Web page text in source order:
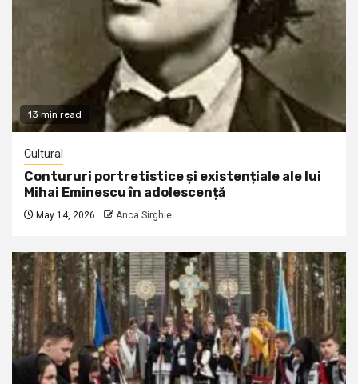
13 min read
Cultural
Contururi portretistice și existențiale ale lui
Mihai Eminescu în adolescență
May 14, 2026 Anca Sirghie